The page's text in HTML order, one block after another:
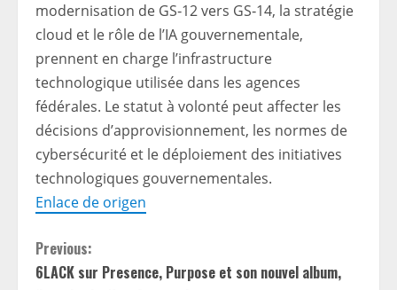
modernisation de GS‑12 vers GS‑14, la stratégie
cloud et le rôle de l’IA gouvernementale,
prennent en charge l’infrastructure
technologique utilisée dans les agences
fédérales. Le statut à volonté peut affecter les
décisions d’approvisionnement, les normes de
cybersécurité et le déploiement des initiatives
technologiques gouvernementales.
Enlace de origen
C
Previous:
6LACK sur Presence, Purpose et son nouvel album,